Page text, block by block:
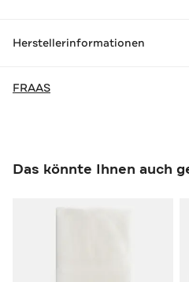
Herstellerinformationen
FRAAS
Das könnte Ihnen auch